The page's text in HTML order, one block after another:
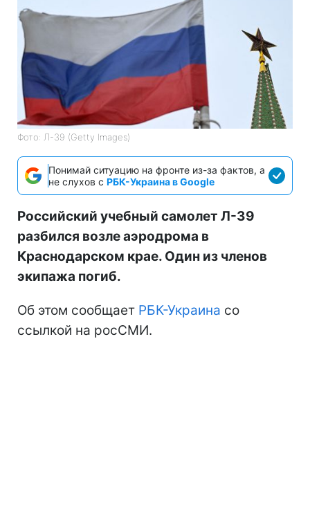
Фото: Л-39 (Getty Images)
Понимай ситуацию на фронте из-за фактов, а
не слухов с РБК-Украина в Google
Российский учебный самолет Л-39
разбился возле аэродрома в
Краснодарском крае. Один из членов
экипажа погиб.
Об этом сообщает РБК-Украина со
ссылкой на росСМИ.